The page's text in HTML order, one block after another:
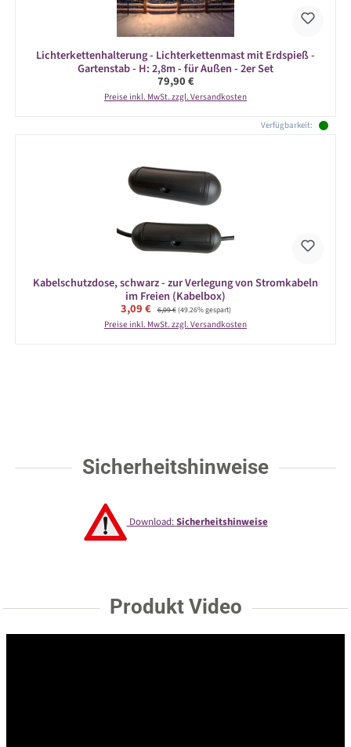
Lichterkettenhalterung - Lichterkettenmast mit Erdspieß -
Gartenstab - H: 2,8m - für Außen - 2er Set
Regulärer Preis:
79,90 €
Preise inkl. MwSt. zzgl. Versandkosten
Verfügbarkeit:
Kabelschutzdose, schwarz - zur Verlegung von Stromkabeln
im Freien (Kabelbox)
Verkaufspreis:
3,09 € Regulärer Preis:
6,09 €(49.26% gespart)
Preise inkl. MwSt. zzgl. Versandkosten
Sicherheitshinweise
Download:Sicherheitshinweise
Produkt Video